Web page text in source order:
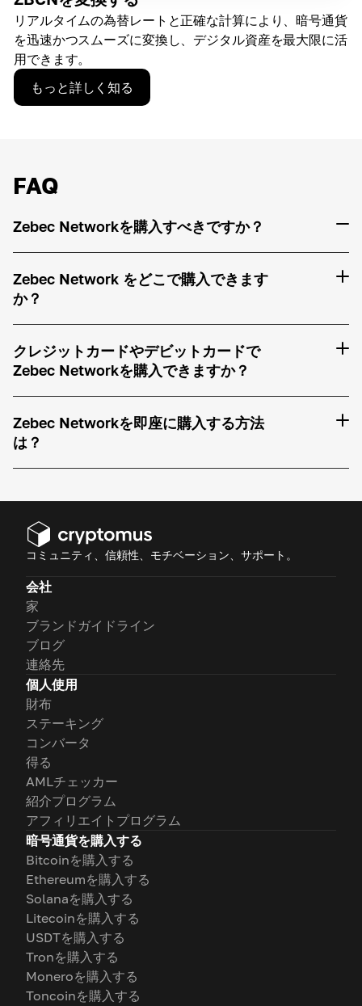
リアルタイムの為替レートと正確な計算により、暗号通貨
を迅速かつスムーズに変換し、デジタル資産を最大限に活
用できます。
もっと詳しく知る
FAQ
Zebec Networkを購入すべきですか？
Zebec Network をどこで購入できます
か？
クレジットカードやデビットカードで
Zebec Networkを購入できますか？
Zebec Networkを即座に購入する方法
は？
コミュニティ、信頼性、モチベーション、サポート。
会社
家
ブランドガイドライン
ブログ
連絡先
個人使用
財布
ステーキング
コンバータ
得る
AMLチェッカー
紹介プログラム
アフィリエイトプログラム
暗号通貨を購入する
Bitcoinを購入する
Ethereumを購入する
Solanaを購入する
Litecoinを購入する
USDTを購入する
Tronを購入する
Moneroを購入する
Toncoinを購入する